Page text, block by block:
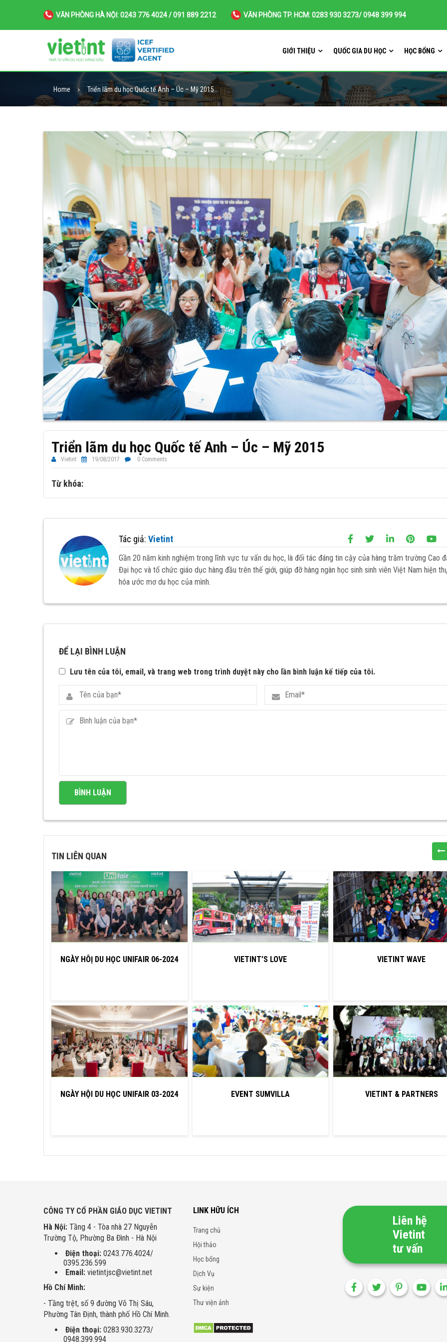
VĂN PHÒNG HÀ NỘI: 0243 776 4024 / 091 889 2212 VĂN PHÒNG TP. HCM: 0283 930 3273/ 0948 399 994
GIỚI THIỆU QUỐC GIA DU HỌC HỌC BỔNG
Home Triển lãm du học Quốc tế Anh – Úc – Mỹ 2015
Triển lãm du học Quốc tế Anh – Úc – Mỹ 2015
Vietint 19/08/2017 0 Comments
Từ khóa:
Tác giả: Vietint
Gần 20 năm kinh nghiệm trong lĩnh vực tư vấn du học, là đối tác đáng tin cậy của hàng trăm trường Cao
Đại học và tổ chức giáo dục hàng đầu trên thế giới, giúp đỡ hàng ngàn học sinh sinh viên Việt Nam hiện
hóa ước mơ du học của mình.
ĐỂ LẠI BÌNH LUẬN
Lưu tên của tôi, email, và trang web trong trình duyệt này cho lần bình luận kế tiếp của tôi.
TIN LIÊN QUAN
NGÀY HÔỊ DU HỌC UNIFAIR 06-2024
NGÀY HỘI DU HỌC UNIFAIR 03-2024
VIETINT’S LOVE
EVENT SUMVILLA
VIETINT WAVE
VIETINT & PARTNERS
CÔNG TY CỔ PHẦN GIÁO DỤC VIETINT
Hà Nội: Tầng 4 - Tòa nhà 27 Nguyễn
Trường Tộ, Phường Ba Đình - Hà Nội
Điện thoại: 0243.776.4024/
0395.236.599
Email: vietintjsc@vietint.net
Hồ Chí Minh:
- Tầng trệt, số 9 đường Võ Thị Sáu,
Phường Tân Định, thành phố Hồ Chí Minh.
Điện thoại: 0283.930.3273/
0948.399.994
LINK HỮU ÍCH
Trang chủ
Hội thảo
Học bổng
Dịch Vụ
Sự kiện
Thư viện ảnh
Liên hệ
Vietint
tư vấn